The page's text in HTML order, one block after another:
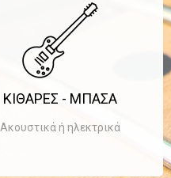
ΚΙΘΑΡΕΣ - ΜΠΑΣΑ
Ακουστικά ή ηλεκτρικά